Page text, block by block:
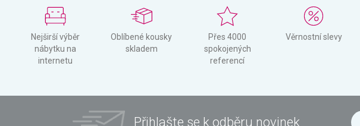
Nejširší výběr
nábytku na
internetu
Oblíbené kousky
skladem
Přes 4000
spokojených
referencí
Věrnostní slevy
Přihlašte se k odběru novinek